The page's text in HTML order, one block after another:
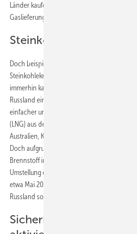
Länder kaufen russisches Gas. Insgesamt ist
Gaslieferungen aus Russland abhängig.
Steinkohlestrom ist kein
Doch beispielsweise die Verlängerung der
Steinkohlekraftwerken ist nur schwierig zu
immerhin kauft Deutschland auch die Hälfte
Russland ein. Es stehen zwar Alternativen zur
einfacher umzusetzen sind als Lieferungen
(LNG) aus den USA. Hier könnten nach
Australien, Kolumbien, Indonesien, die USA
Doch aufgrund der längeren Transportwege
Brennstoff in die Höhe schießen. Zudem
Umstellung der Lieferkette mehrere Monate
etwa Mai 2022 die Versorgung noch
Russland sofort die Kohlelieferungen
Sicherheitsreserve